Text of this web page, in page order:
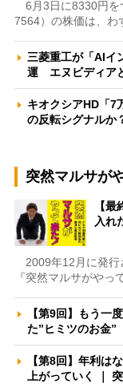
6月3日に8330円を
7564）の株価は、わ
三菱重工が「AIイ
運 エヌビディア
キオクシアHD「7
の反転シグナル
突然マルサが
【
入れ
2009年12月に発行
『突然マルサがやっ
【第9回】もう一
た”ヒミツのお金
【第8回】年利は
上がっていく ｜